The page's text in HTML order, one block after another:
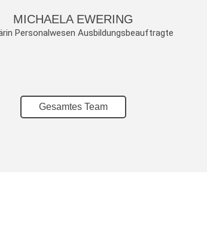
MICHAELA EWERING
Personalwesen Ausbildungsbeauftragte
Gesamtes Team